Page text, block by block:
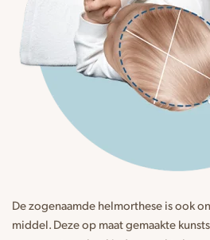
De zogenaamde helmorthese is ook
middel. Deze op maat gemaakte